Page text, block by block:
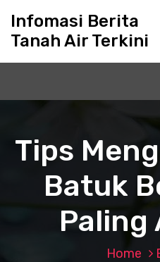
c
Infomasi Berita
Tanah Air Terkini
Tips
Batuk
Paling
Home